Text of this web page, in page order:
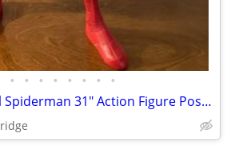
• • • • • • • •
2013 Hasbro Marvel Spiderman 31" Action Figure Poseable Jumbo Display